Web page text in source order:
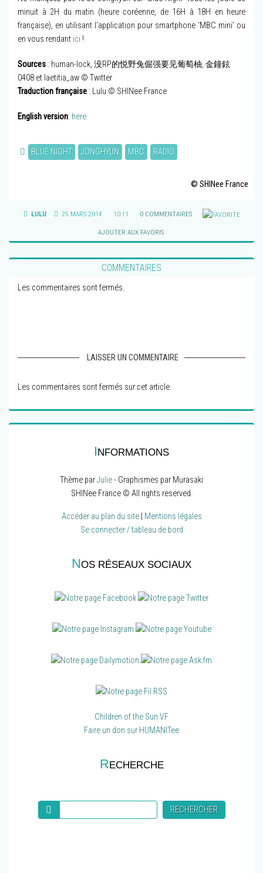
minuit à 2H du matin (heure coréenne, de 16H à 18H en heure
française), en utilisant l’application pour smartphone ‘MBC mini’ ou
en vous rendant ici !
Sources : human-lock, 没RP的悦野兔倔强要见葡萄柚, 金鐘鉉
0408 et laetitia_aw © Twitter
Traduction française : Lulu © SHINee France
English version: here
BLUE NIGHT JONGHYUN MBC RADIO
© SHINee France
LULU 25 MARS 2014 10:11 0 COMMENTAIRES
AJOUTER AUX FAVORIS
COMMENTAIRES
Les commentaires sont fermés.
LAISSER UN COMMENTAIRE
Les commentaires sont fermés sur cet article.
INFORMATIONS
Thème parJulie- Graphismes par Murasaki
SHINee France © All rights reserved.
Accéder au plan du site| Mentions légales
Se connecter / tableau de bord
NOS RÉSEAUX SOCIAUX
Children of the Sun VF
Faire un don sur HUMANITee
RECHERCHE
RECHERCHER